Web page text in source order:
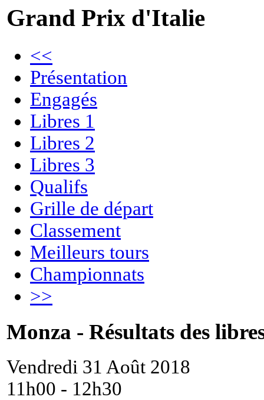
Grand Prix d'Italie
<<
Présentation
Engagés
Libres 1
Libres 2
Libres 3
Qualifs
Grille de départ
Classement
Meilleurs tours
Championnats
>>
Monza - Résultats des
Vendredi 31 Août 2018
11h00 - 12h30